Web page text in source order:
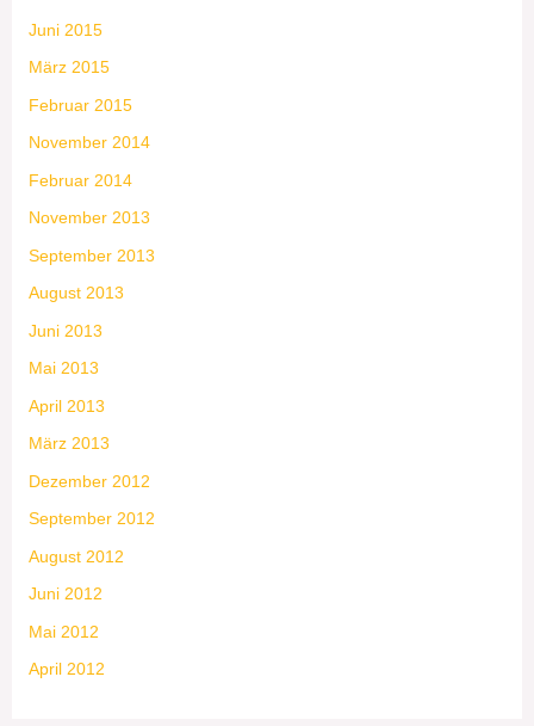
Juni 2015
März 2015
Februar 2015
November 2014
Februar 2014
November 2013
September 2013
August 2013
Juni 2013
Mai 2013
April 2013
März 2013
Dezember 2012
September 2012
August 2012
Juni 2012
Mai 2012
April 2012